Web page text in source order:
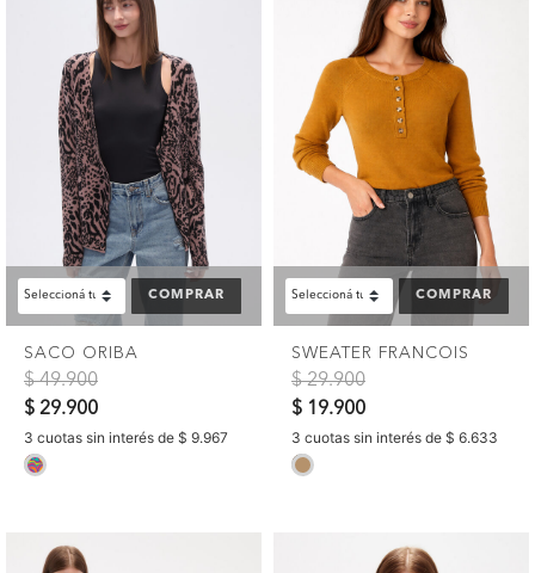
COMPRAR
SACO ORIBA
Precio reducido de
$ 49.900a
$ 29.900
3 cuotas sin interés de $ 9.967
COMPRAR
SWEATER FRANCOIS
Precio reducido de
$ 29.900a
$ 19.900
3 cuotas sin interés de $ 6.633